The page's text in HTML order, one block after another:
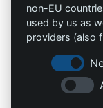
info@die-
+49 (511)
non-EU
used by us as
providers (also